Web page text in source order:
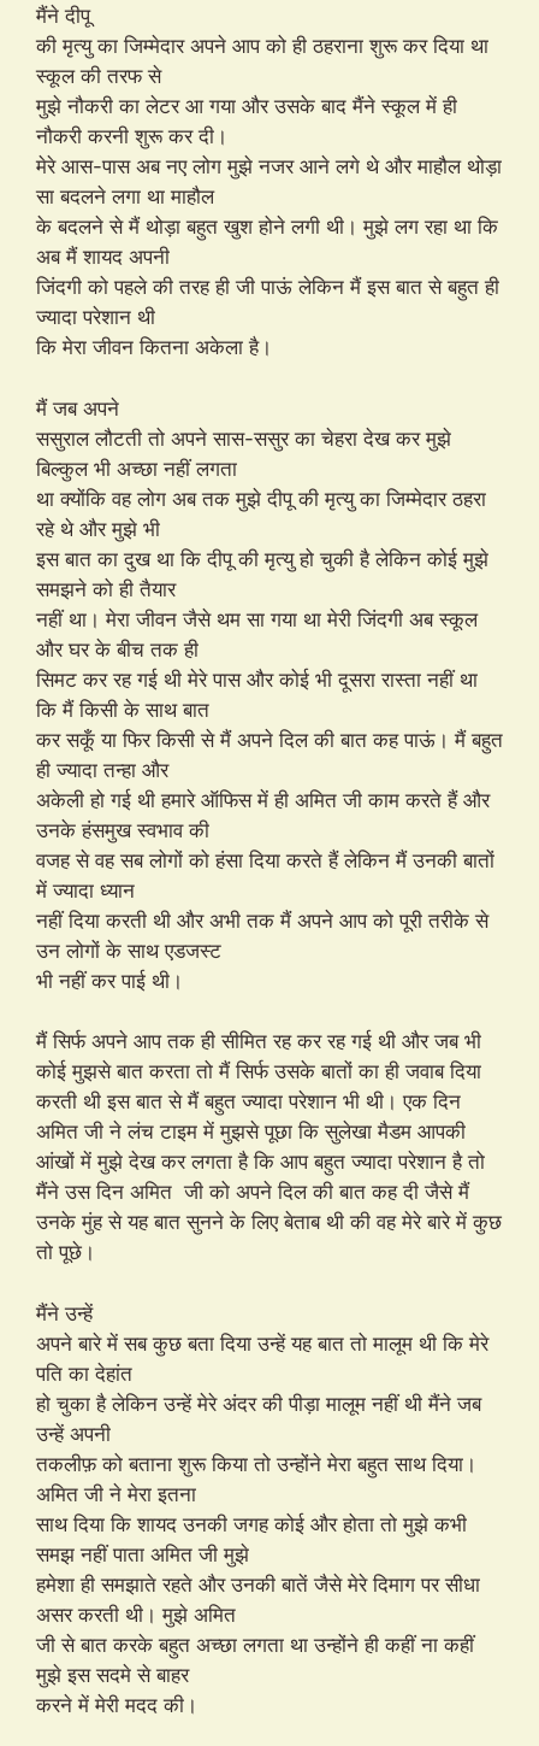
मैंने दीपू
की मृत्यु का जिम्मेदार अपने आप को ही ठहराना शुरू कर दिया था
स्कूल की तरफ से
मुझे नौकरी का लेटर आ गया और उसके बाद मैंने स्कूल में ही
नौकरी करनी शुरू कर दी।
मेरे आस-पास अब नए लोग मुझे नजर आने लगे थे और माहौल थोड़ा
सा बदलने लगा था माहौल
के बदलने से मैं थोड़ा बहुत खुश होने लगी थी। मुझे लग रहा था कि
अब मैं शायद अपनी
जिंदगी को पहले की तरह ही जी पाऊं लेकिन मैं इस बात से बहुत ही
ज्यादा परेशान थी
कि मेरा जीवन कितना अकेला है।
मैं जब अपने
ससुराल लौटती तो अपने सास-ससुर का चेहरा देख कर मुझे
बिल्कुल भी अच्छा नहीं लगता
था क्योंकि वह लोग अब तक मुझे दीपू की मृत्यु का जिम्मेदार ठहरा
रहे थे और मुझे भी
इस बात का दुख था कि दीपू की मृत्यु हो चुकी है लेकिन कोई मुझे
समझने को ही तैयार
नहीं था। मेरा जीवन जैसे थम सा गया था मेरी जिंदगी अब स्कूल
और घर के बीच तक ही
सिमट कर रह गई थी मेरे पास और कोई भी दूसरा रास्ता नहीं था
कि मैं किसी के साथ बात
कर सकूँ या फिर किसी से मैं अपने दिल की बात कह पाऊं। मैं बहुत
ही ज्यादा तन्हा और
अकेली हो गई थी हमारे ऑफिस में ही अमित जी काम करते हैं और
उनके हंसमुख स्वभाव की
वजह से वह सब लोगों को हंसा दिया करते हैं लेकिन मैं उनकी बातों
में ज्यादा ध्यान
नहीं दिया करती थी और अभी तक मैं अपने आप को पूरी तरीके से
उन लोगों के साथ एडजस्ट
भी नहीं कर पाई थी।
मैं सिर्फ अपने आप तक ही सीमित रह कर रह गई थी और जब भी
कोई मुझसे बात करता तो मैं सिर्फ उसके बातों का ही जवाब दिया
करती थी इस बात से मैं बहुत ज्यादा परेशान भी थी। एक दिन
अमित जी ने लंच टाइम में मुझसे पूछा कि सुलेखा मैडम आपकी
आंखों में मुझे देख कर लगता है कि आप बहुत ज्यादा परेशान है तो
मैंने उस दिन अमित जी को अपने दिल की बात कह दी जैसे मैं
उनके मुंह से यह बात सुनने के लिए बेताब थी की वह मेरे बारे में कुछ
तो पूछे।
मैंने उन्हें
अपने बारे में सब कुछ बता दिया उन्हें यह बात तो मालूम थी कि मेरे
पति का देहांत
हो चुका है लेकिन उन्हें मेरे अंदर की पीड़ा मालूम नहीं थी मैंने जब
उन्हें अपनी
तकलीफ़ को बताना शुरू किया तो उन्होंने मेरा बहुत साथ दिया।
अमित जी ने मेरा इतना
साथ दिया कि शायद उनकी जगह कोई और होता तो मुझे कभी
समझ नहीं पाता अमित जी मुझे
हमेशा ही समझाते रहते और उनकी बातें जैसे मेरे दिमाग पर सीधा
असर करती थी। मुझे अमित
जी से बात करके बहुत अच्छा लगता था उन्होंने ही कहीं ना कहीं
मुझे इस सदमे से बाहर
करने में मेरी मदद की।